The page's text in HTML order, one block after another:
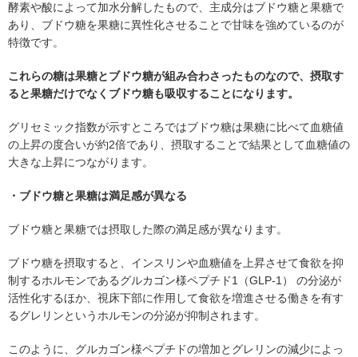
酵素や酸によって加水分解したもので、主成分はブドウ糖と果糖で
あり、ブドウ糖を果糖に異性化させることで甘味を強めているのが
特徴です。
これらの糖は果糖とブドウ糖が組み合わさったものなので、摂取す
ると果糖だけでなくブドウ糖も吸収することになります。
グリセミック指数が示すところではブドウ糖は果糖に比べて血糖値
の上昇の度合いが約2倍であり、摂取することで結果として血糖値の
大きな上昇につながります。
・ブドウ糖と果糖は満足感が異なる
ブドウ糖と果糖では摂取した際の満足感が異なります。
ブドウ糖を摂取すると、インスリンや血糖値を上昇させて食欲を抑
制するホルモンであるグルカゴン様ペプチド1（GLP-1） の分泌が
活性化するほか、視床下部に作用して食欲を増進させる働きを有す
るグレリンというホルモンの分泌が抑制されます。
このように、グルカゴン様ペプチドの増加とグレリンの減少によっ